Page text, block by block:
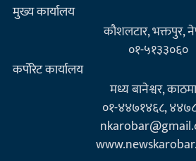
मुख्य कार्यालय
कौशलटार, भक्तपुर,
०१-५१३३०६०
कर्पाेरेट कार्यालय
मध्य बानेश्वर,
०१-४४७१४६८,